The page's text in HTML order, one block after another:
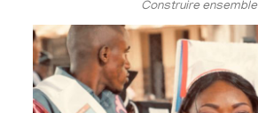
Construire ensemble